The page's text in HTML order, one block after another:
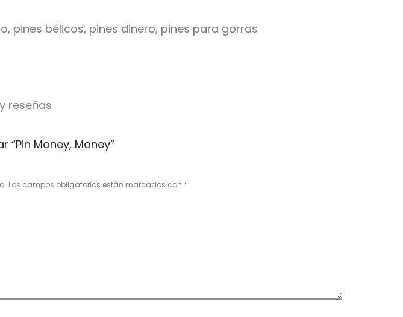
pines bélicos, pines dinero, pines para gorras
reseñas
“Pin Money, Money”
Los campos obligatorios están marcados con *